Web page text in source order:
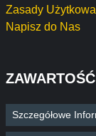
Zasady
Napisz do Nas
ZAWARTOŚĆ
Szczegółowe